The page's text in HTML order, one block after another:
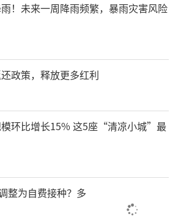
！未来一周降雨频繁，暴雨灾害风险
政策，释放更多红利
模环比增长15% 这5座“清凉小城”最
整为自费接种？多